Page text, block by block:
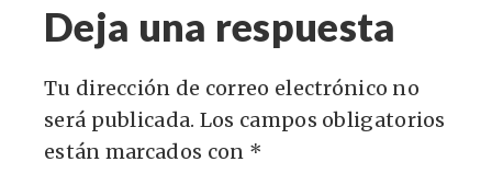
Deja una respuesta
Tu dirección de correo electrónico no
será publicada. Los campos obligatorios
están marcados con *